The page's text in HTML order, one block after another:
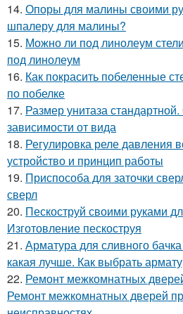
14. Опоры для малины своими
шпалеру для малины?
15. Можно ли под линолеум
под линолеум
16. Как покрасить побеленные
по побелке
17. Размер унитаза
зависимости от вида
18. Регулировка реле давления
устройство и принцип работы
19. Приспособа для заточки
сверл
20. Пескоструй своими руками
Изготовление пескоструя
21. Арматура для сливного
какая лучше. Как выбрать
22. Ремонт межкомнатных
Ремонт межкомнатных дверей